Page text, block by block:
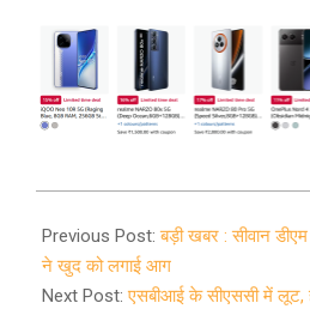
12-
03
Previous Post:बड़ी खबर : सीवान
ने खुद को लगाई आग
Next Post:एसबीआई के सीएससी में लूट,